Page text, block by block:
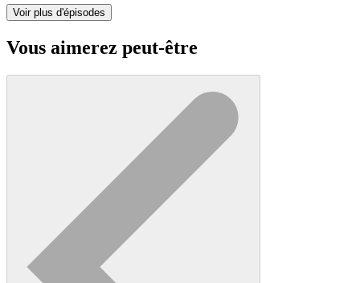
Voir plus d'épisodes
Vous aimerez peut-être